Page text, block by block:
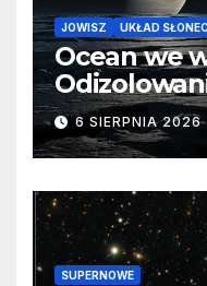
JOWISZ UKŁAD
Ocean we
barierę
6 SIERPNIA 2026
SUPERNOWE